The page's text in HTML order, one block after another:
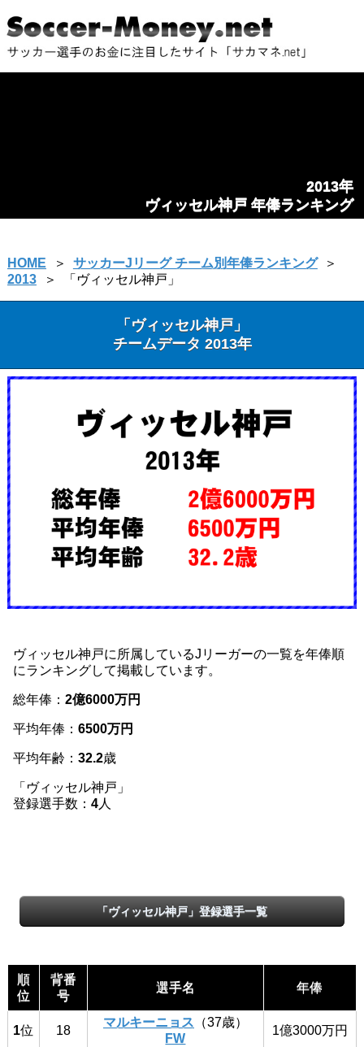
2013年
ヴィッセル神戸 年俸ランキング
HOME ＞ サッカーJリーグ チーム別年俸ランキング
＞
2013
＞ 「ヴィッセル神戸」
「ヴィッセル神戸」
チームデータ 2013年
ヴィッセル神戸に所属しているJリーガーの一覧を年俸順
にランキングして掲載しています。
総年俸： 2億6000万円
平均年俸： 6500万円
平均年齢： 32.2歳
「ヴィッセル神戸」
登録選手数： 4人
「ヴィッセル神戸」登録選手一覧
順
位
背番
号
選手名 年俸
1位 18
マルキーニョス （37歳）
FW
1億3000万円